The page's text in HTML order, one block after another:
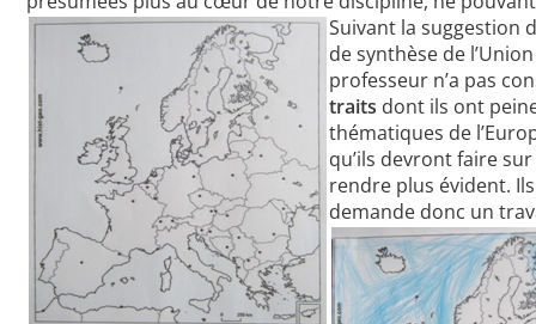
Suivant la suggestion
de synthèse de
professeur n’a pas
traits dont ils ont
thématiques de
qu’ils devront faire
rendre plus évident.
demande donc un